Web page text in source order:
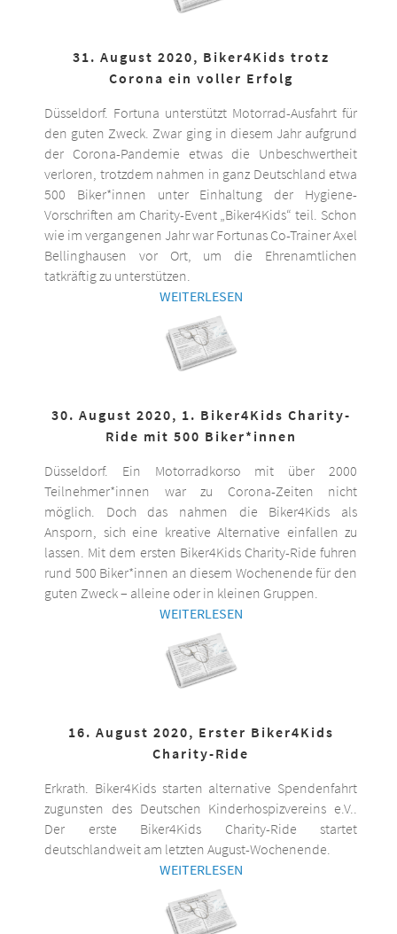
31. August 2020, Biker4Kids trotz
Corona ein voller Erfolg
Düsseldorf. Fortuna unterstützt Motorrad-Ausfahrt für
den guten Zweck. Zwar ging in diesem Jahr aufgrund
der Corona-Pandemie etwas die Unbeschwertheit
verloren, trotzdem nahmen in ganz Deutschland etwa
500 Biker*innen unter Einhaltung der Hygiene-
Vorschriften am Charity-Event „Biker4Kids“ teil. Schon
wie im vergangenen Jahr war Fortunas Co-Trainer Axel
Bellinghausen vor Ort, um die Ehrenamtlichen
tatkräftig zu unterstützen.
WEITERLESEN
30. August 2020, 1. Biker4Kids Charity-
Ride mit 500 Biker*innen
Düsseldorf. Ein Motorradkorso mit über 2000
Teilnehmer*innen war zu Corona-Zeiten nicht
möglich. Doch das nahmen die Biker4Kids als
Ansporn, sich eine kreative Alternative einfallen zu
lassen. Mit dem ersten Biker4Kids Charity-Ride fuhren
rund 500 Biker*innen an diesem Wochenende für den
guten Zweck – alleine oder in kleinen Gruppen.
WEITERLESEN
16. August 2020, Erster Biker4Kids
Charity-Ride
Erkrath. Biker4Kids starten alternative Spendenfahrt
zugunsten des Deutschen Kinderhospizvereins e.V..
Der erste Biker4Kids Charity-Ride startet
deutschlandweit am letzten August-Wochenende.
WEITERLESEN